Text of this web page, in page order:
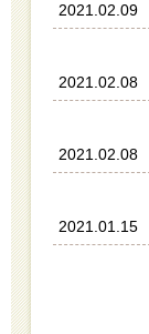
2021.02.09
2021.02.08
2021.02.08
2021.01.15